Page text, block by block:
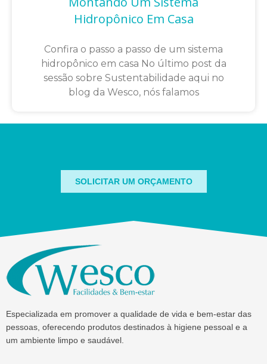
Hidropônico Em Casa
Confira o passo a passo de um sistema
hidropônico em casa No último post da
sessão sobre Sustentabilidade aqui no
blog da Wesco, nós falamos
SOLICITAR UM ORÇAMENTO
Especializada em promover a qualidade de vida e bem-estar das
pessoas, oferecendo produtos destinados à higiene pessoal e a
um ambiente limpo e saudável.